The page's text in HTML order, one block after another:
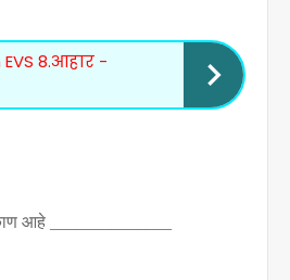
8.आहार -
आहे